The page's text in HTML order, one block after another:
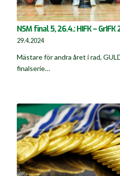
NSM final 5, 26.4.: HIFK – GrIFK
29.4.2024
Mästare för andra året i rad,
finalserie…